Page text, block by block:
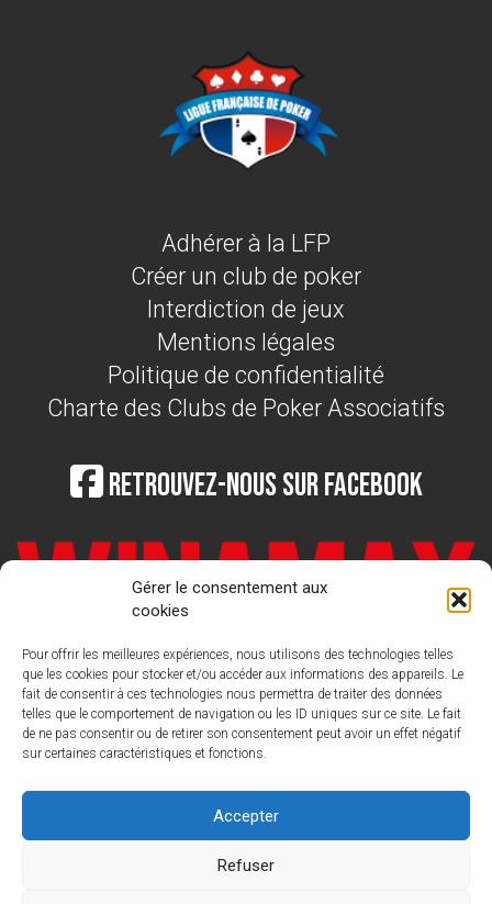
Gérer le consentement aux
cookies
Pour offrir les meilleures expériences, nous utilisons des technologies telles
que les cookies pour stocker et/ou accéder aux informations des appareils. Le
fait de consentir à ces technologies nous permettra de traiter des données
telles que le comportement de navigation ou les ID uniques sur ce site. Le fait
de ne pas consentir ou de retirer son consentement peut avoir un effet négatif
sur certaines caractéristiques et fonctions.
Accepter
Refuser
Adhérer à la LFP
Créer un club de poker
Interdiction de jeux
Mentions légales
Politique de confidentialité
Charte des Clubs de Poker Associatifs
Retrouvez-nous sur Facebook
contacter : contact@laliguedepoker.org